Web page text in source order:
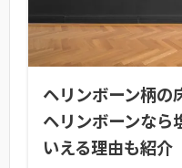
ヘリンボーン柄の
ヘリンボーンなら
いえる理由も紹介